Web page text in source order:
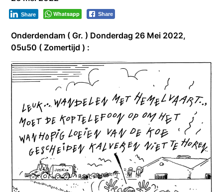
Whatsapp Share
Share
Onderdendam ( Gr. ) Donderdag 26 Mei 2022,
05u50 ( Zomertijd ) :